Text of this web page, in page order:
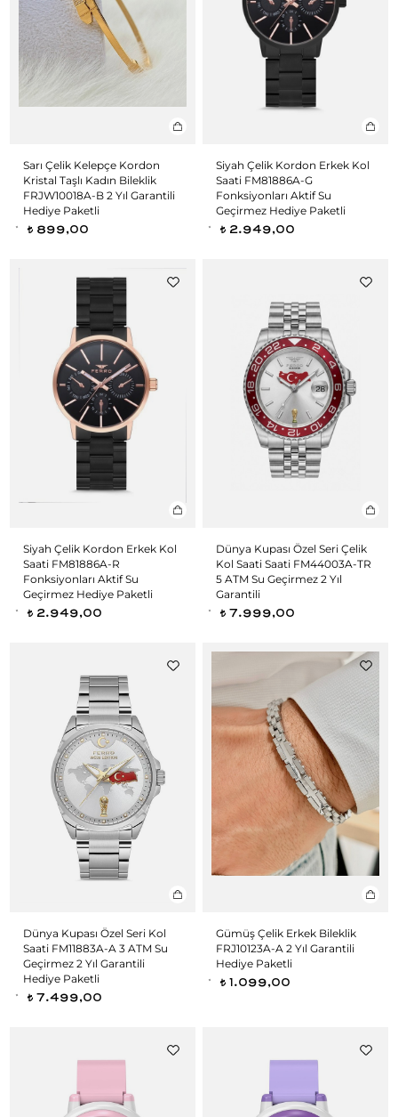
Sarı Çelik Kelepçe Kordon
Kristal Taşlı Kadın Bileklik
FRJW10018A-B 2 Yıl Garantili
Hediye Paketli
t 899,00
Siyah Çelik Kordon Erkek Kol
Saati FM81886A-G
Fonksiyonları Aktif Su
Geçirmez Hediye Paketli
t 2.949,00
Siyah Çelik Kordon Erkek Kol
Saati FM81886A-R
Fonksiyonları Aktif Su
Geçirmez Hediye Paketli
t 2.949,00
Dünya Kupası Özel Seri Çelik
Kol Saati Saati FM44003A-TR
5 ATM Su Geçirmez 2 Yıl
Garantili
t 7.999,00
Dünya Kupası Özel Seri Kol
Saati FM11883A-A 3 ATM Su
Geçirmez 2 Yıl Garantili
Hediye Paketli
t 7.499,00
Gümüş Çelik Erkek Bileklik
FRJ10123A-A 2 Yıl Garantili
Hediye Paketli
t 1.099,00